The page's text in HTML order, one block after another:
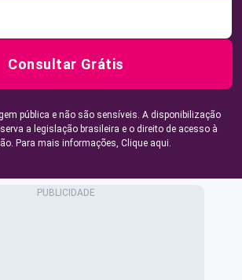
Consultar Grátis
pública e não são sensíveis. A disponibilização
a legislação brasileira e o direito de acesso à
Para mais informações, Clique aqui.